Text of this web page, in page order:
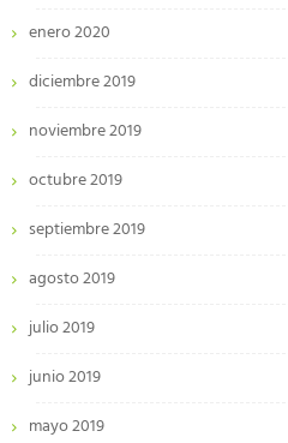
enero 2020
diciembre 2019
noviembre 2019
octubre 2019
septiembre 2019
agosto 2019
julio 2019
junio 2019
mayo 2019